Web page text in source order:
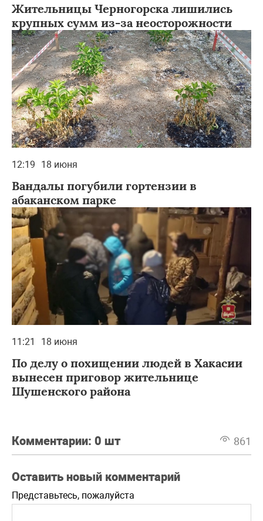
Жительницы Черногорска лишились
крупных сумм из-за неосторожности
12:19 18 июня
Вандалы погубили гортензии в
абаканском парке
11:21 18 июня
По делу о похищении людей в Хакасии
вынесен приговор жительнице
Шушенского района
Комментарии: 0 шт 861
Оставить новый комментарий
Представьтесь, пожалуйста